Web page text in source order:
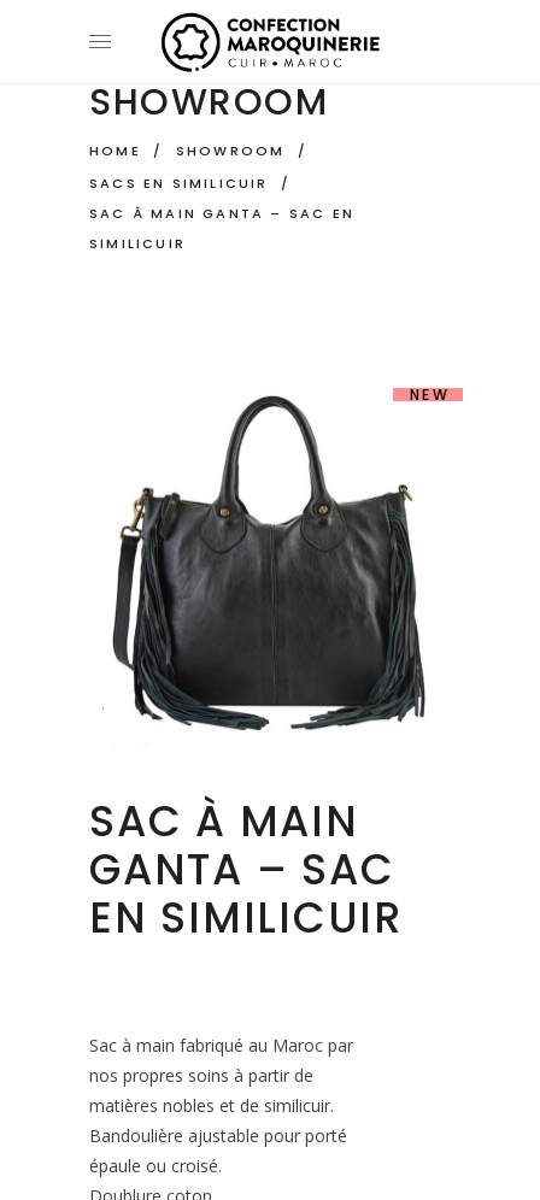
SHOWROOM
HOME / SHOWROOM
/
SACS EN SIMILICUIR
/
SAC À MAIN GANTA – SAC EN
SIMILICUIR
NEW
SAC À MAIN
GANTA – SAC
EN SIMILICUIR
Sac à main fabriqué au Maroc par
nos propres soins à partir de
matières nobles et de similicuir.
Bandoulière ajustable pour porté
épaule ou croisé.